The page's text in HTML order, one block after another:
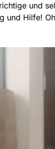
und
und Hilfe!